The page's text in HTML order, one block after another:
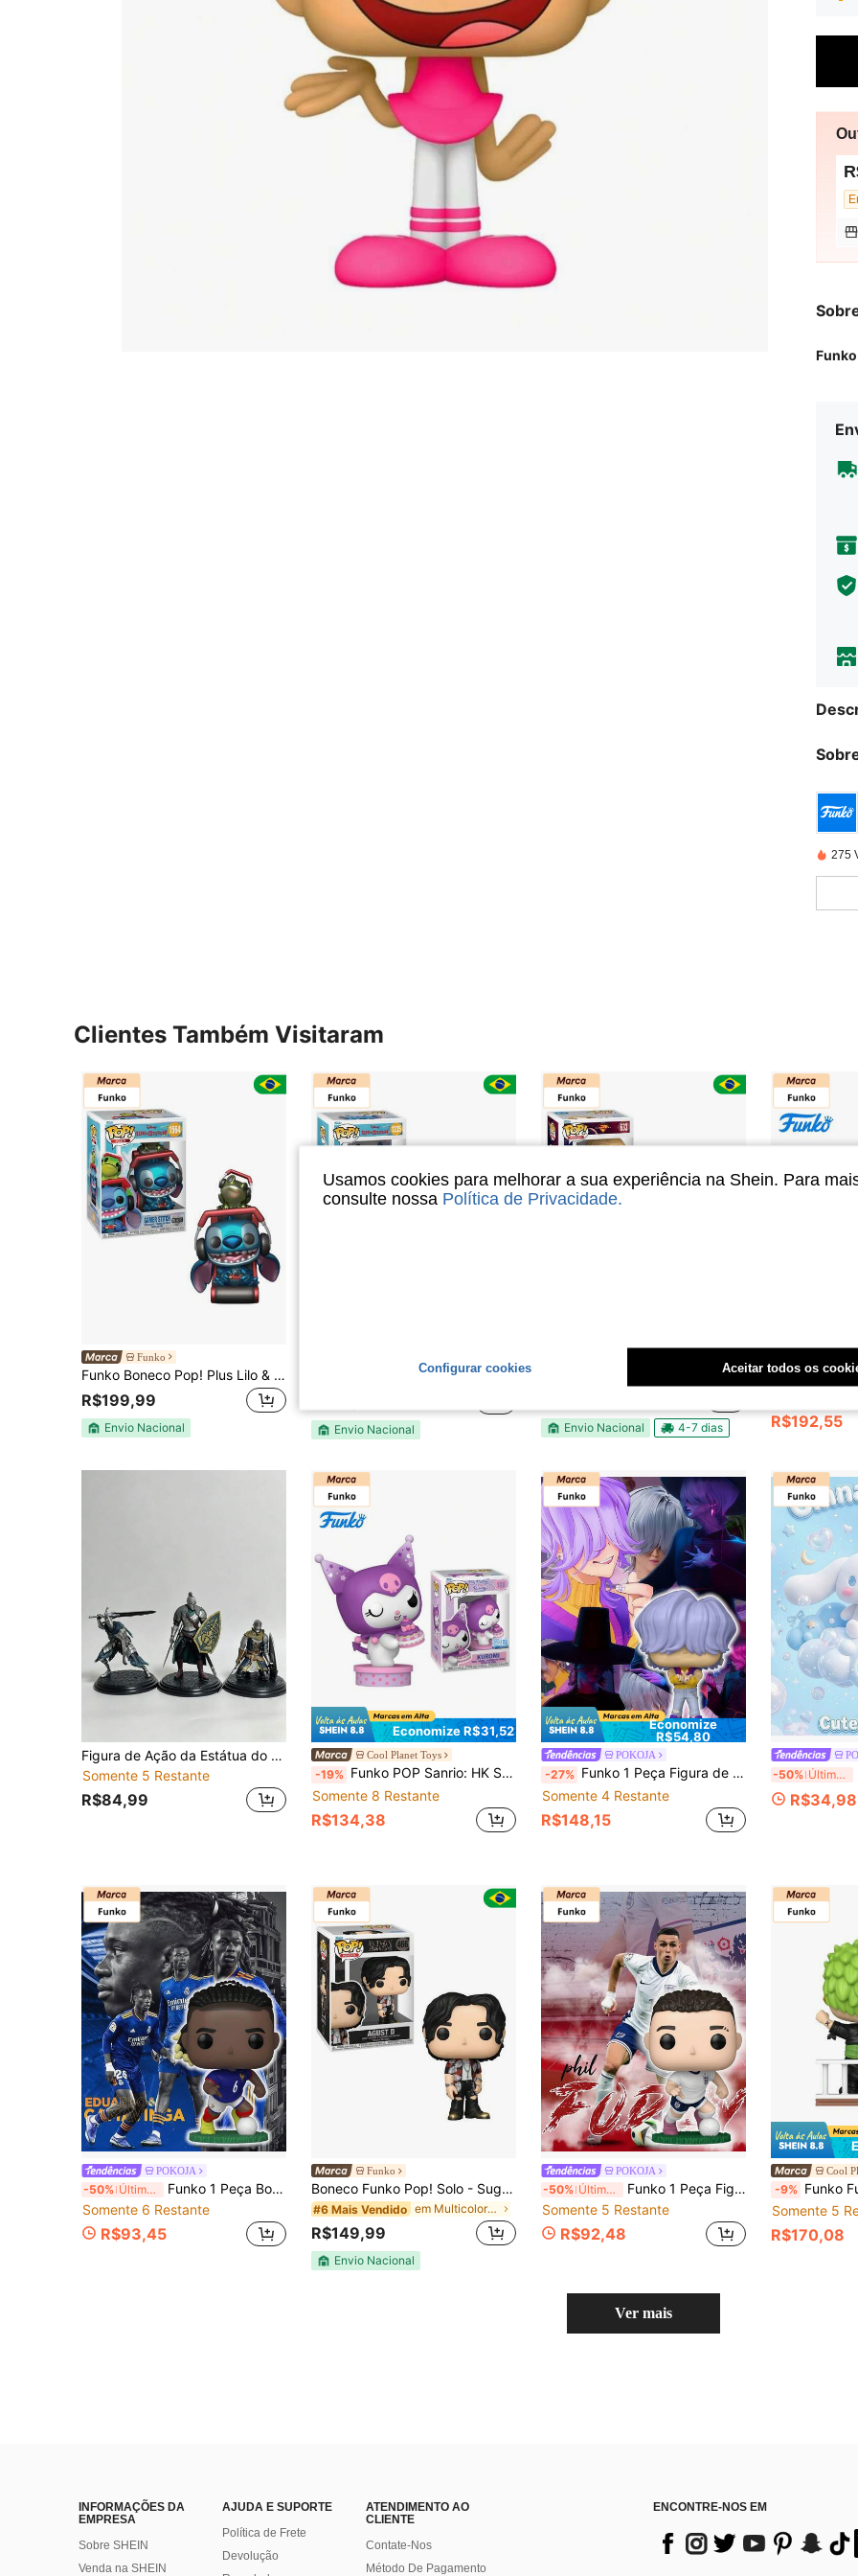
Funko
275
Clientes Também Visitaram
Funko
Funko Boneco Pop! Plus Lilo & Stitch Gamer Metálico
R$199,99
Envio Nacional
Funko Boneco Pop! Lilo & Stitch - Stitch nas Algemas
Envio Nacional Envio Nacional 4-7 dias
-14%
Funko Funko POP! TELEVISION: - Hunter Eddie
R$192,55
Figura de Ação da Estátua do Cavaleiro Solaire of Astora de Dark Souls, Colecionável
Somente 5 Restante
R$84,99
Economize R$31,52
Cool Planet Toys
-19% Funko POP Sanrio: HK S8- Kuromi Present- Ideia de Presente - Mercadoria Oficial - Fãs de Esportes - Figura de Modelo para Colecionadores
Somente 8 Restante
R$134,38
Economize
R$54,80
POKOJA
-27% Funko 1 Peça Figura de Vinil Mistério de Caçadores de Demônios POP Animation KPOP Nº 2435, Personagem de Cabelo Lavanda Colecionável em Caixa de Janela, Decoração de Prateleira de Mesa, Ornamento de Desenho Animado Colorido
Somente 4 Restante
R$148,15
-50% Últimos 3 dias
R$34,98
POKOJA
-50% Últimos 3 dias
Funko 1 Peça Boneco de Vinil POP Futebol Eduardo Camavinga França No. 77, Modelo Colecionável de Jogador de Futebol na Caixa, Ornamento de Exibição Estilo Seleção Nacional para Decoração de Mesa, Prateleira e Quarto
Somente 6 Restante
R$93,45
Funko
Boneco Funko Pop! Solo - Suga (Haegeum)
#6 Mais Vendido em Multicolorido Figuras de ação de estátua, maque
R$149,99
Envio Nacional
POKOJA
-50% Últimos 3 dias
Funko 1 Peça Figura de Vinil POP Futebol Inglaterra No. 86 Phil Foden, Modelo Colecionável de Futebol com Camisa Branca e Pose com Bola, Figura de Exibição em Caixa com Janela para Decoração de Mesa e Prateleira
Somente 5 Restante
R$92,48
Cool
-9% Funko Funko POP! TELEVISION: - Hunter Eddie
Somente 5
R$170,08
Ver mais
INFORMAÇÕES DA
EMPRESA
Sobre SHEIN
Venda na SHEIN
AJUDA E SUPORTE
Política de Frete
Devolução
ATENDIMENTO AO
CLIENTE
Contate-Nos
Método De Pagamento
ENCONTRE-NOS EM
Usamos cookies para melhorar a sua experiência na Shein. Para
consulte nossa Política de Privacidade.
Configurar cookies Aceitar todos os